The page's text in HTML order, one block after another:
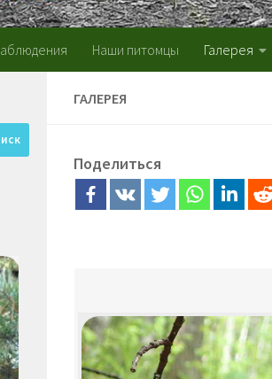
Наши питомцы Галерея
ГАЛЕРЕЯ
Поделиться